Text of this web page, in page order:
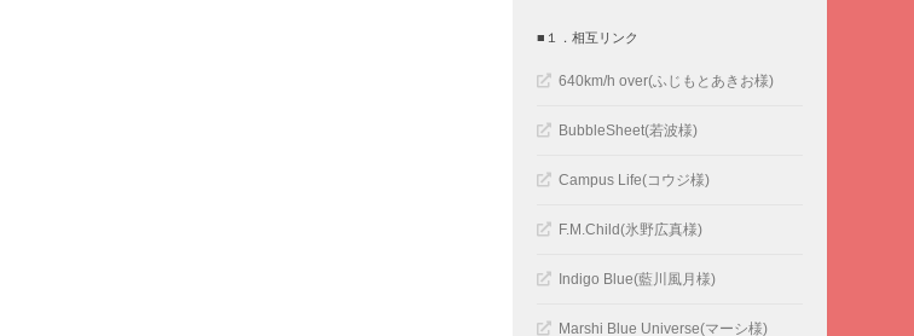
■１．相互リンク
640km/h over(ふじもとあきお様)
BubbleSheet(若波様)
Campus Life(コウジ様)
F.M.Child(氷野広真様)
Indigo Blue(藍川風月様)
Marshi Blue Universe(マーシ様)